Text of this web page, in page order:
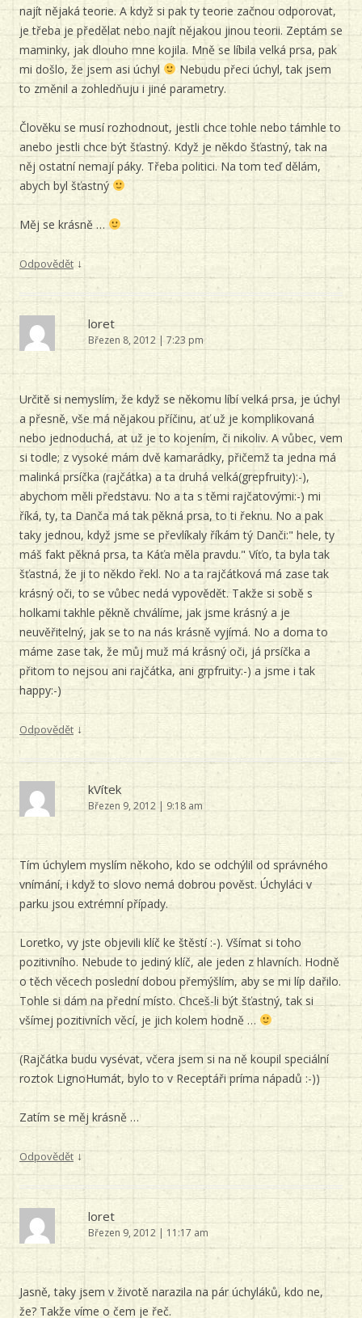
najít nějaká teorie. A když si pak ty teorie začnou odporovat,
je třeba je předělat nebo najít nějakou jinou teorii. Zeptám se
maminky, jak dlouho mne kojila. Mně se líbila velká prsa, pak
mi došlo, že jsem asi úchyl
Nebudu přeci úchyl, tak jsem
to změnil a zohledňuju i jiné parametry.
Člověku se musí rozhodnout, jestli chce tohle nebo támhle to
anebo jestli chce být šťastný. Když je někdo šťastný, tak na
něj ostatní nemají páky. Třeba politici. Na tom teď dělám,
abych byl šťastný
Měj se krásně …
Odpovědět ↓
loret
Březen 8, 2012 | 7:23 pm
Určitě si nemyslím, že když se někomu líbí velká prsa, je úchyl
a přesně, vše má nějakou příčinu, ať už je komplikovaná
nebo jednoduchá, at už je to kojením, či nikoliv. A vůbec, vem
si todle; z vysoké mám dvě kamarádky, přičemž ta jedna má
malinká prsíčka (rajčátka) a ta druhá velká(grepfruity):-),
abychom měli představu. No a ta s těmi rajčatovými:-) mi
říká, ty, ta Danča má tak pěkná prsa, to ti řeknu. No a pak
taky jednou, když jsme se převlíkaly říkám tý Danči:" hele, ty
máš fakt pěkná prsa, ta Káťa měla pravdu." Víťo, ta byla tak
šťastná, že ji to někdo řekl. No a ta rajčátková má zase tak
krásný oči, to se vůbec nedá vypovědět. Takže si sobě s
holkami takhle pěkně chválíme, jak jsme krásný a je
neuvěřitelný, jak se to na nás krásně vyjímá. No a doma to
máme zase tak, že můj muž má krásný oči, já prsíčka a
přitom to nejsou ani rajčátka, ani grpfruity:-) a jsme i tak
happy:-)
Odpovědět ↓
kVítek
Březen 9, 2012 | 9:18 am
Tím úchylem myslím někoho, kdo se odchýlil od správného
vnímání, i když to slovo nemá dobrou pověst. Úchyláci v
parku jsou extrémní případy.
Loretko, vy jste objevili klíč ke štěstí :-). Všímat si toho
pozitivního. Nebude to jediný klíč, ale jeden z hlavních. Hodně
o těch věcech poslední dobou přemýšlím, aby se mi líp dařilo.
Tohle si dám na přední místo. Chceš-li být šťastný, tak si
všímej pozitivních věcí, je jich kolem hodně …
(Rajčátka budu vysévat, včera jsem si na ně koupil speciální
roztok LignoHumát, bylo to v Receptáři príma nápadů :-))
Zatím se měj krásně …
Odpovědět ↓
loret
Březen 9, 2012 | 11:17 am
Jasně, taky jsem v životě narazila na pár úchyláků, kdo ne,
že? Takže víme o čem je řeč.